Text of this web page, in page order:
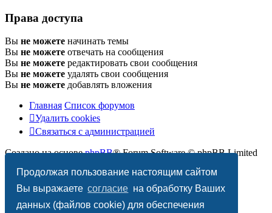
Продолжая пользование настоящим сайтом
Вы выражаете согласие на обработку Ваших
данных (файлов cookie) для обеспечения
Права доступа
Вы не можете начинать темы
Вы не можете отвечать на сообщения
Вы не можете редактировать свои сообщения
Вы не можете удалять свои сообщения
Вы не можете добавлять вложения
Главная Список форумов
Удалить cookies
Связаться
администрацией
Связаться с администрацией
Создано на основеphpBB® Forum Software © phpBB Limited
Style subsilver3.3. Design byCabinetAdmina.ru
Русская поддержка phpBB